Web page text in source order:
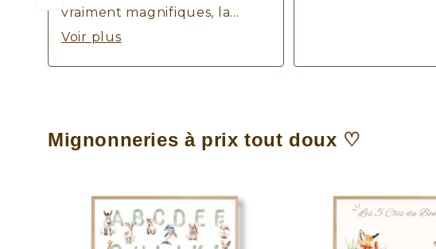
vraiment magnifiques, la
finition et la qualité sont top !
Voir plus
Mignonneries à prix tout doux ♡